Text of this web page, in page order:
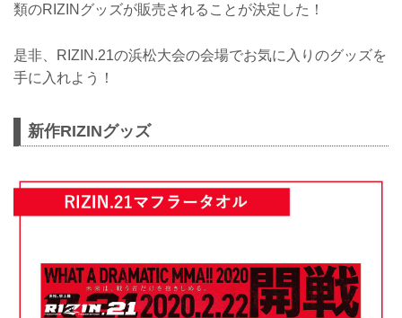
類のRIZINグッズが販売されることが決定した！
是非、RIZIN.21の浜松大会の会場でお気に入りのグッズを
手に入れよう！
新作RIZINグッズ